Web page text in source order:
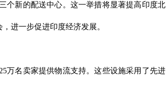
个新的配送中心。这一举措将显著提高印度北
进一步促进印度经济发展。
万名卖家提供物流支持。这些设施采用了先进